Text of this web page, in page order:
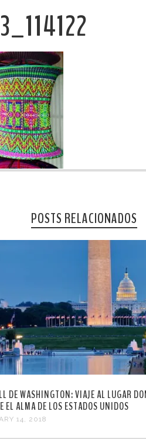
POSTS RELACIONADOS
DE WASHINGTON: VIAJE AL LUGAR
EL ALMA DE LOS ESTADOS UNIDOS
14, 2018